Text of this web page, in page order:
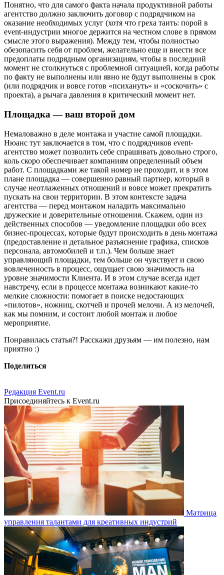
Понятно, что для самого факта начала продуктивной работы
агентство должно заключить договор с подрядчиком на
оказание необходимых услуг (хотя что греха таить: порой в
event-индустрии многое держится на честном слове в прямом
смысле этого выражения). Между тем, чтобы полностью
обезопасить себя от проблем, желательно еще и внести все
предоплаты подрядным организациям, чтобы в последний
момент не столкнуться с проблемной ситуацией, когда работы
по факту не выполнены или явно не будут выполнены в срок
(или подрядчик и вовсе готов «психануть» и «соскочить» с
проекта), а рычага давления в критический момент нет.
Площадка — ваш второй дом
Немаловажно в деле монтажа и участие самой площадки.
Нюанс тут заключается в том, что с подрядчиков event-
агентство может позволить себе спрашивать довольно строго,
коль скоро обеспечивает компаниям определенный объем
работ. С площадками же такой номер не проходит, и в этом
плане площадка — совершенно равный партнер, который в
случае неотлаженных отношений и вовсе может прекратить
пускать на свои территории. В этом контексте задача
агентства — перед монтажом наладить максимально
дружеские и доверительные отношения. Скажем, один из
действенных способов — уведомление площадки обо всех
бизнес-процессах, которые будут происходить в день монтажа
(предоставление и детальное разъяснение графика, списков
персонала, автомобилей и т.п.). Чем больше знает
управляющий площадки, тем больше он чувствует и свою
вовлеченность в процесс, ощущает свою значимость на
уровне значимости Клиента. И в этом случае всегда идет
навстречу, если в процессе монтажа возникают какие-то
мелкие сложности: помогает в поиске недостающих
«пилотов», ножниц, скотчей и прочей мелочи. А из мелочей,
как мы помним, и состоит любой монтаж и любое
мероприятие.
Понравилась статья?! Расскажи друзьям — им полезно, нам
приятно :)
Поделиться
Редакция Event.ru
Присоединяйтесь к Event.ru
Матрица
управления талантами для креативных индустрий